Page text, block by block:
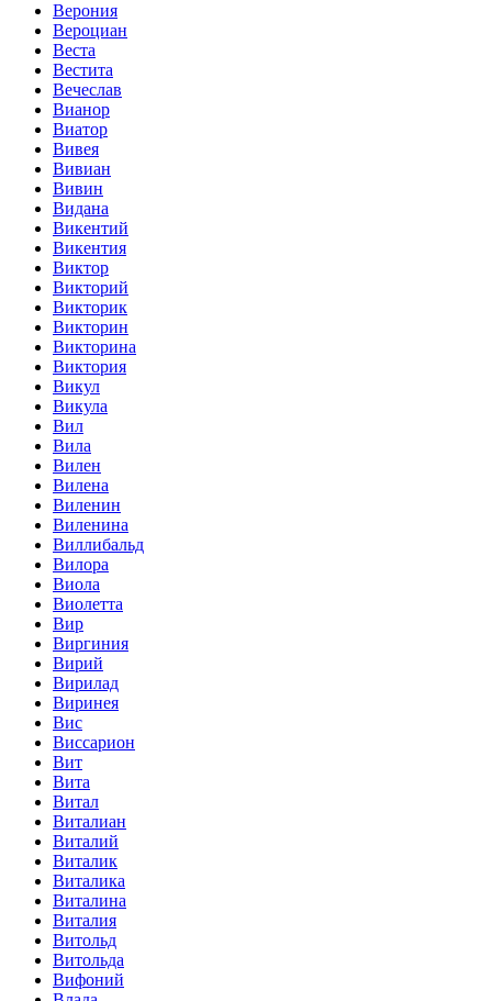
Верония
Вероциан
Веста
Вестита
Вечеслав
Вианор
Виатор
Вивея
Вивиан
Вивин
Видана
Викентий
Викентия
Виктор
Викторий
Викторик
Викторин
Викторина
Виктория
Викул
Викула
Вил
Вила
Вилен
Вилена
Виленин
Виленина
Виллибальд
Вилора
Виола
Виолетта
Вир
Виргиния
Вирий
Вирилад
Виринея
Вис
Виссарион
Вит
Вита
Витал
Виталиан
Виталий
Виталик
Виталика
Виталина
Виталия
Витольд
Витольда
Вифоний